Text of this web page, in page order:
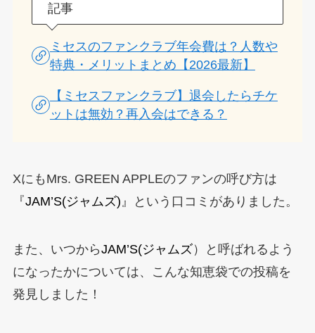
記事
ミセスのファンクラブ年会費は？人数や
特典・メリットまとめ【2026最新】
【ミセスファンクラブ】退会したらチケ
ットは無効？再入会はできる？
XにもMrs. GREEN APPLEのファンの呼び方は
『JAM’S(ジャムズ) 』という口コミがありました。
また、いつからJAM’S(ジャムズ）と呼ばれるよう
になったかについては、こんな知恵袋での投稿を
発見しました！